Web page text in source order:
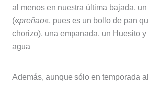
al menos en nuestra última bajada,
(«preñao«, pues es un bollo de pan
chorizo), una empanada, un Huesito
agua
Además, aunque sólo en temporada